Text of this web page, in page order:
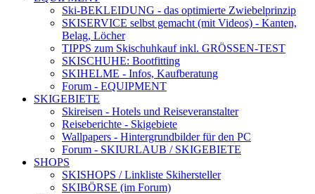
Ski-BEKLEIDUNG - das optimierte Zwiebelprinzip
SKISERVICE selbst gemacht (mit Videos) - Kanten,
Belag, Löcher
TIPPS zum Skischuhkaufinkl. GRÖSSEN-TEST
SKISCHUHE: Bootfitting
SKIHELME - Infos, Kaufberatung
Forum - EQUIPMENT
SKIGEBIETE
Skireisen - Hotels und Reiseveranstalter
Reiseberichte - Skigebiete
Wallpapers - Hintergrundbilder für den PC
Forum - SKIURLAUB / SKIGEBIETE
SHOPS
SKISHOPS / Linkliste Skihersteller
SKIBÖRSE (im Forum)